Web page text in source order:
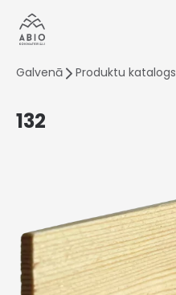
Galvenā Produktu katalogs
132